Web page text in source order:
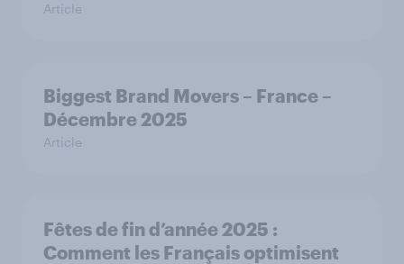
Article
Biggest Brand Movers – France –
Décembre 2025
Article
Fêtes de fin d’année 2025 :
Comment les Français optimisent